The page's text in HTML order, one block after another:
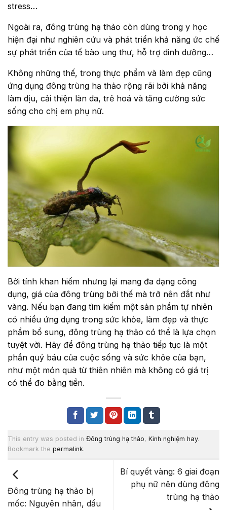
stress…
Ngoài ra, đông trùng hạ thảo còn dùng trong y học
hiện đại như nghiên cứu và phát triển khả năng ức chế
sự phát triển của tế bào ung thư, hỗ trợ dinh dưỡng…
Không những thế, trong thực phẩm và làm đẹp cũng
ứng dụng đông trùng hạ thảo rộng rãi bởi khả năng
làm dịu, cải thiện làn da, trẻ hoá và tăng cường sức
sống cho chị em phụ nữ.
Bởi tính khan hiếm nhưng lại mang đa dạng công
dụng, giá của đông trùng bởi thế mà trở nên đắt như
vàng. Nếu bạn đang tìm kiếm một sản phẩm tự nhiên
có nhiều ứng dụng trong sức khỏe, làm đẹp và thực
phẩm bổ sung, đông trùng hạ thảo có thể là lựa chọn
tuyệt vời. Hãy để đông trùng hạ thảo tiếp tục là một
phần quý báu của cuộc sống và sức khỏe của bạn,
như một món quà từ thiên nhiên mà không có giá trị
có thể đo bằng tiền.
This entry was posted in Đông trùng hạ thảo, Kinh nghiệm hay.
Bookmark the permalink.
Đông trùng hạ thảo bị
mốc: Nguyên nhân, dấu
Bí quyết vàng: 6 giai đoạn
phụ nữ nên dùng đông
trùng hạ thảo